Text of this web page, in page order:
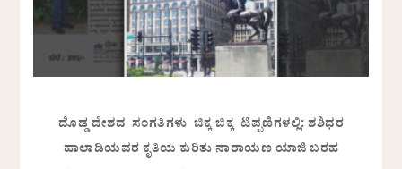
ದೊಡ್ಡ ದೇಶದ ಸಂಗತಿಗಳು ಚಿಕ್ಕ ಚಿಕ್ಕ ಟಿಪ್ಪಣಿಗಳಲ್ಲಿ: ಶಶಿಧರ
ಹಾಲಾಡಿಯವರ ಕೃತಿಯ ಕುರಿತು ನಾರಾಯಣ ಯಾಜಿ ಬರಹ